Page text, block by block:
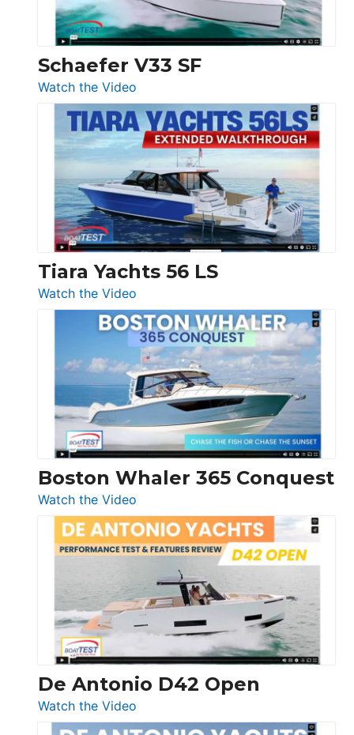
Beneteau
Swift
Trawler
54
Princess
F58
Flybridge
at
Boot
Düsseldorf
Schaefer V33 SF
Watch the Video
Schaefer
V33
SF
Tiara Yachts 56 LS
Watch the Video
Tiara
Yachts
56
LS
Boston Whaler 365 Conquest
Watch the Video
Boston
Whaler
365
Conquest
De Antonio D42 Open
Watch the Video
De